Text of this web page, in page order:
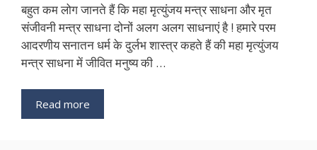
बहुत कम लोग जानते हैं कि महा मृत्युंजय मन्त्र साधना और मृत
संजीवनी मन्त्र साधना दोनों अलग अलग साधनाएं है ! हमारे परम
आदरणीय सनातन धर्म के दुर्लभ शास्त्र कहते हैं की महा मृत्युंजय
मन्त्र साधना में जीवित मनुष्य की …
Read more